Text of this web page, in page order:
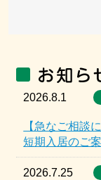
2026.8.1
【急なご相談
短期入居のご
2026.7.25